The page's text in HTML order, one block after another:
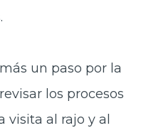
un paso por la
los procesos
visita al rajo y al